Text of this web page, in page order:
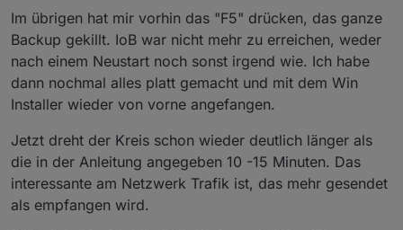
Im übrigen hat mir vorhin das "F5" drücken, das ganze
Backup gekillt. IoB war nicht mehr zu erreichen, weder
nach einem Neustart noch sonst irgend wie. Ich habe
dann nochmal alles platt gemacht und mit dem Win
Installer wieder von vorne angefangen.
Jetzt dreht der Kreis schon wieder deutlich länger als
die in der Anleitung angegeben 10 -15 Minuten. Das
interessante am Netzwerk Trafik ist, das mehr gesendet
als empfangen wird.